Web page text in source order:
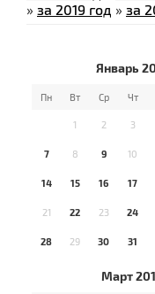
» за 2019 год » за
Январь
Пн Вт Ср Чт
1 2 3
7 8 9 10
14 15 16 17
21 22 23 24
28 29 30 31
Март